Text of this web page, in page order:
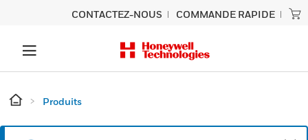
CONTACTEZ-NOUS COMMANDE RAPIDE
Produits